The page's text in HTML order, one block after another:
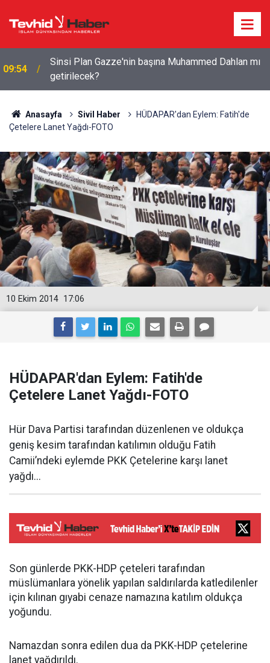
09:11
Devrim Muhafızları: ABD tüm hedeflerinden geri
çekilmek zorunda kaldı
Anasayfa Sivil Haber
HÜDAPAR'dan Eylem: Fatih'de
Çetelere Lanet Yağdı-FOTO
17:06
10 Ekim 2014
HÜDAPAR'dan Eylem: Fatih'de
Çetelere Lanet Yağdı-FOTO
Hür Dava Partisi tarafından düzenlenen ve oldukça
geniş kesim tarafından katılımın olduğu Fatih
Camii’ndeki eylemde PKK Çetelerine karşı lanet
yağdı...
Son günlerde PKK-HDP çeteleri tarafından
müslümanlara yönelik yapılan saldırılarda katledilenler
için kılınan gıyabi cenaze namazına katılım oldukça
yoğundu.
Namazdan sonra edilen dua da PKK-HDP çetelerine
lanet yağdırıldı.